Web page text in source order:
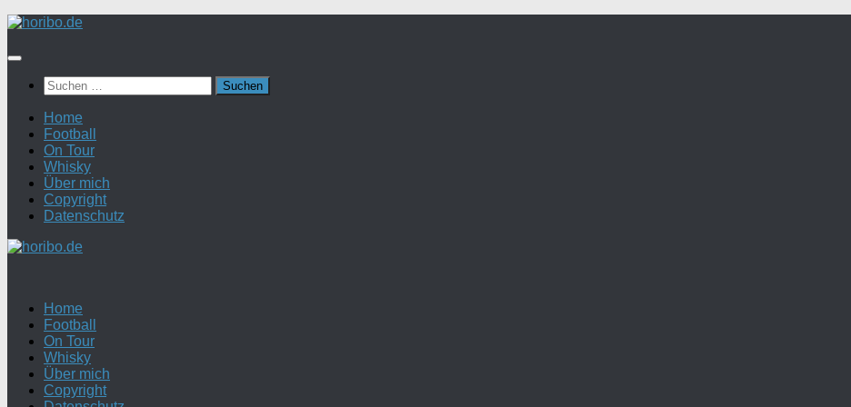
Zum
springen
Suchen
nach:
Home
Football
On Tour
Whisky
Über mich
Copyright
Datenschutz
Home
Football
On Tour
Whisky
Über mich
Copyright